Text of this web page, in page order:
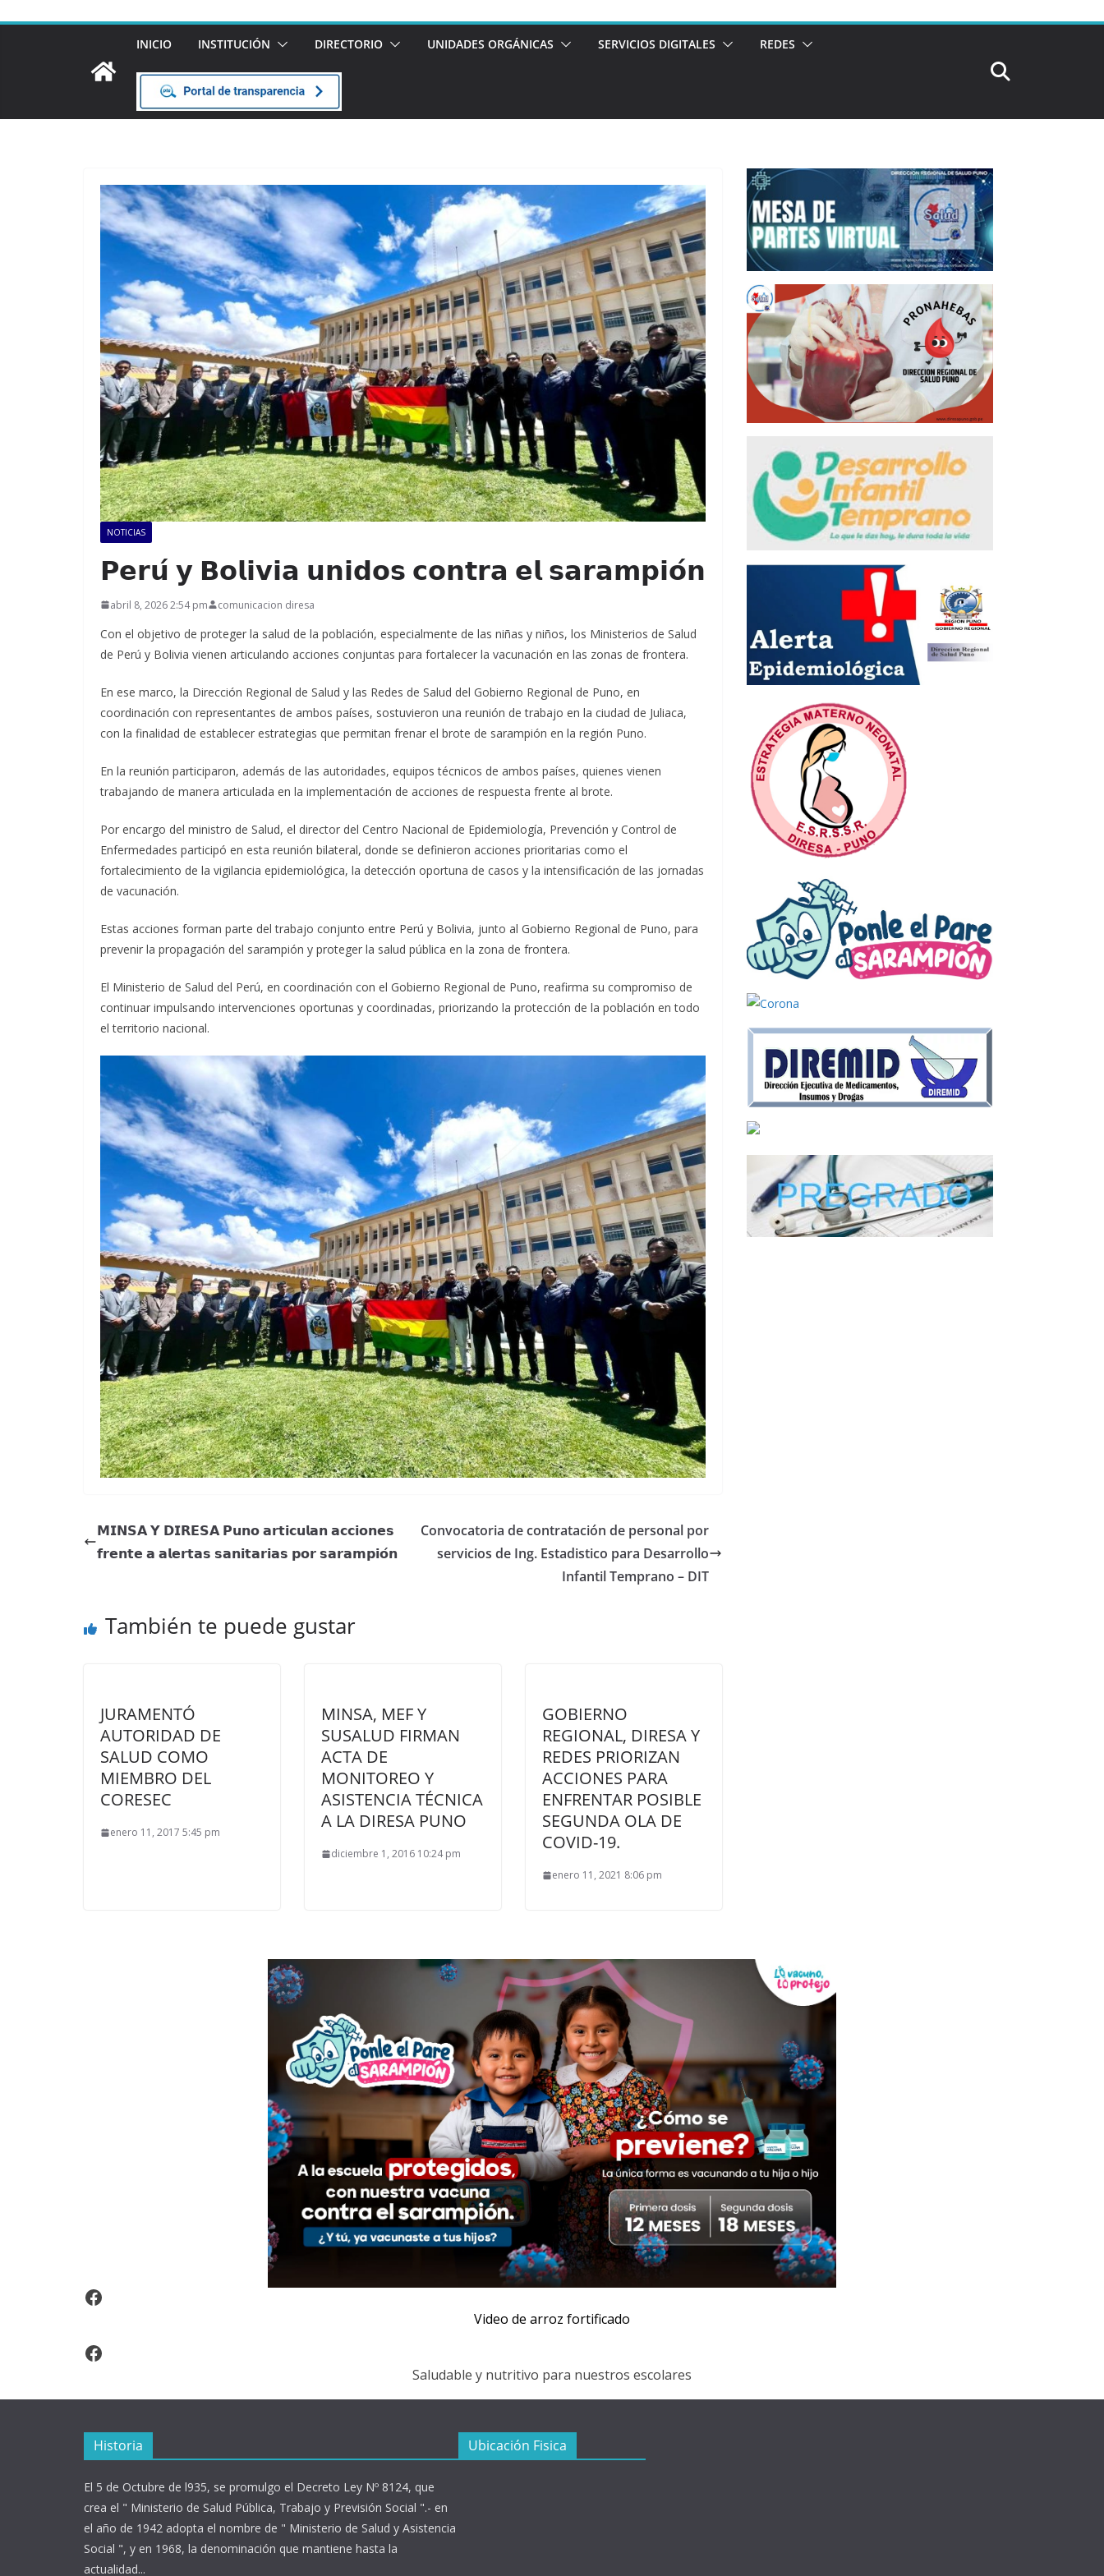
INICIO INSTITUCIÓN DIRECTORIO UNIDADES ORGÁNICAS SERVICIOS DIGITALES REDES
NOTICIAS
𝗣𝗲𝗿𝘂́ 𝘆 𝗕𝗼𝗹𝗶𝘃𝗶𝗮 𝘂𝗻𝗶𝗱𝗼𝘀 𝗰𝗼𝗻𝘁𝗿𝗮 𝗲𝗹 𝘀𝗮𝗿𝗮𝗺𝗽𝗶𝗼́𝗻
abril 8, 2026 2:54 pm comunicacion diresa
Con el objetivo de proteger la salud de la población, especialmente de las niñas y niños, los Ministerios de Salud
de Perú y Bolivia vienen articulando acciones conjuntas para fortalecer la vacunación en las zonas de frontera.
En ese marco, la Dirección Regional de Salud y las Redes de Salud del Gobierno Regional de Puno, en
coordinación con representantes de ambos países, sostuvieron una reunión de trabajo en la ciudad de Juliaca,
con la finalidad de establecer estrategias que permitan frenar el brote de sarampión en la región Puno.
En la reunión participaron, además de las autoridades, equipos técnicos de ambos países, quienes vienen
trabajando de manera articulada en la implementación de acciones de respuesta frente al brote.
Por encargo del ministro de Salud, el director del Centro Nacional de Epidemiología, Prevención y Control de
Enfermedades participó en esta reunión bilateral, donde se definieron acciones prioritarias como el
fortalecimiento de la vigilancia epidemiológica, la detección oportuna de casos y la intensificación de las jornadas
de vacunación.
Estas acciones forman parte del trabajo conjunto entre Perú y Bolivia, junto al Gobierno Regional de Puno, para
prevenir la propagación del sarampión y proteger la salud pública en la zona de frontera.
El Ministerio de Salud del Perú, en coordinación con el Gobierno Regional de Puno, reafirma su compromiso de
continuar impulsando intervenciones oportunas y coordinadas, priorizando la protección de la población en todo
el territorio nacional.
𝗠𝗜𝗡𝗦𝗔 𝗬 𝗗𝗜𝗥𝗘𝗦𝗔 𝗣𝘂𝗻𝗼 𝗮𝗿𝘁𝗶𝗰𝘂𝗹𝗮𝗻 𝗮𝗰𝗰𝗶𝗼𝗻𝗲𝘀
𝗳𝗿𝗲𝗻𝘁𝗲 𝗮 𝗮𝗹𝗲𝗿𝘁𝗮𝘀 𝘀𝗮𝗻𝗶𝘁𝗮𝗿𝗶𝗮𝘀 𝗽𝗼𝗿 𝘀𝗮𝗿𝗮𝗺𝗽𝗶𝗼́𝗻
Convocatoria de contratación de personal por
servicios de Ing. Estadistico para Desarrollo
Infantil Temprano – DIT
También te puede gustar
JURAMENTÓ
AUTORIDAD DE
SALUD COMO
MIEMBRO DEL
CORESEC
enero 11, 2017 5:45 pm
MINSA, MEF Y
SUSALUD FIRMAN
ACTA DE
MONITOREO Y
ASISTENCIA TÉCNICA
A LA DIRESA PUNO
diciembre 1, 2016 10:24 pm
GOBIERNO
REGIONAL, DIRESA Y
REDES PRIORIZAN
ACCIONES PARA
ENFRENTAR POSIBLE
SEGUNDA OLA DE
COVID-19.
enero 11, 2021 8:06 pm
Video Arroz Fortificado
Video de arroz fortificado
Facebook
Saludable y nutritivo para nuestros escolares
Historia
El 5 de Octubre de l935, se promulgo el Decreto Ley Nº 8124, que
crea el " Ministerio de Salud Pública, Trabajo y Previsión Social ".- en
el año de 1942 adopta el nombre de " Ministerio de Salud y Asistencia
Social ", y en 1968, la denominación que mantiene hasta la
actualidad...
Ubicación Fisica